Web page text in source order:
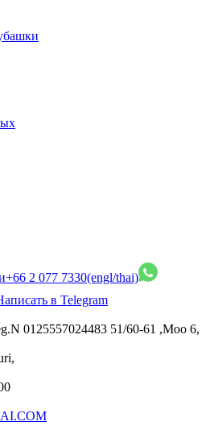
+66 2 077 7330(engl/thai)
в Telegram
0125557024483 51/60-61 ,Moo 6,